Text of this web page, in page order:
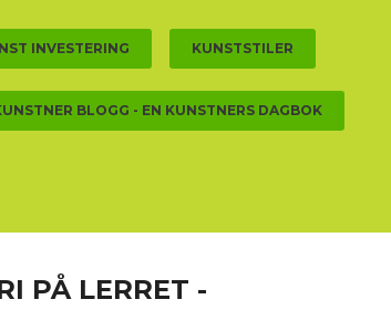
INVESTERING KUNSTSTILER
BLOGG - EN KUNSTNERS DAGBOK
PÅ LERRET -